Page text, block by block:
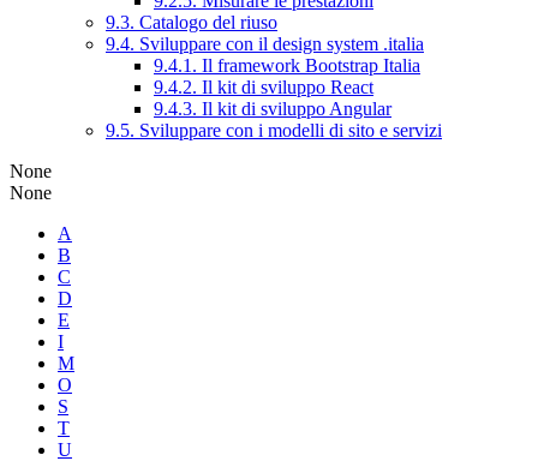
9.3. Catalogo del riuso
9.4. Sviluppare con il design system .italia
9.4.1. Il framework Bootstrap Italia
9.4.2. Il kit di sviluppo React
9.4.3. Il kit di sviluppo Angular
9.5. Sviluppare con i modelli di sito e servizi
None
None
A
B
C
D
E
I
M
O
S
T
U